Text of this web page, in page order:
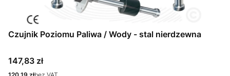
Czujnik Poziomu Paliwa / Wody - stal nierdzewna
Cena
147,83 zł
Cena